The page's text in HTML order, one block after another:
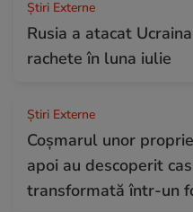
Știri Externe
Rusia a atacat
rachete în luna iulie
Știri Externe
Coșmarul unor
apoi au descoperit
transformată într-un